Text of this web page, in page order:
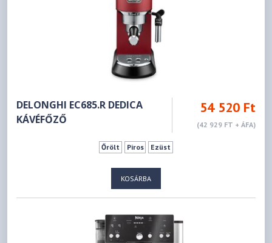
DELONGHI EC685.R DEDICA
KÁVÉFŐZŐ
54 520 Ft
(42 929 FT + ÁFA)
Őrölt Piros Ezüst
KOSÁRBA